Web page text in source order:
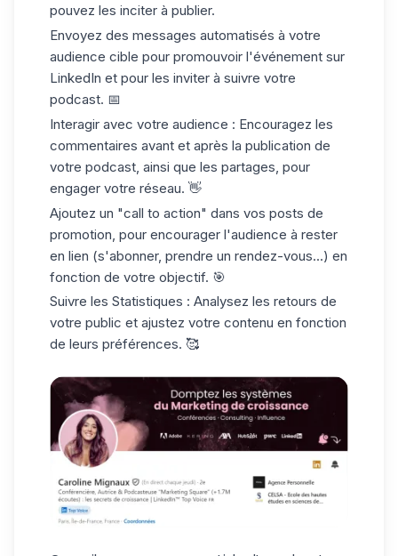
pouvez les inciter à publier.
Envoyez des messages automatisés à votre
audience cible pour promouvoir l'événement sur
LinkedIn et pour les inviter à suivre votre
podcast. 📅
Interagir avec votre audience : Encouragez les
commentaires avant et après la publication de
votre podcast, ainsi que les partages, pour
engager votre réseau. 👋
Ajoutez un "call to action" dans vos posts de
promotion, pour encourager l'audience à rester
en lien (s'abonner, prendre un rendez-vous...) en
fonction de votre objectif. 🎯
Suivre les Statistiques : Analysez les retours de
votre public et ajustez votre contenu en fonction
de leurs préférences. 🥰